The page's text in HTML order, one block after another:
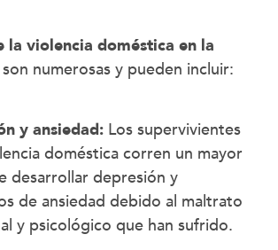
la violencia doméstica en la
son numerosas y pueden incluir:
y ansiedad: Los supervivientes
doméstica corren un mayor
desarrollar depresión y
de ansiedad debido al maltrato
y psicológico que han sufrido.